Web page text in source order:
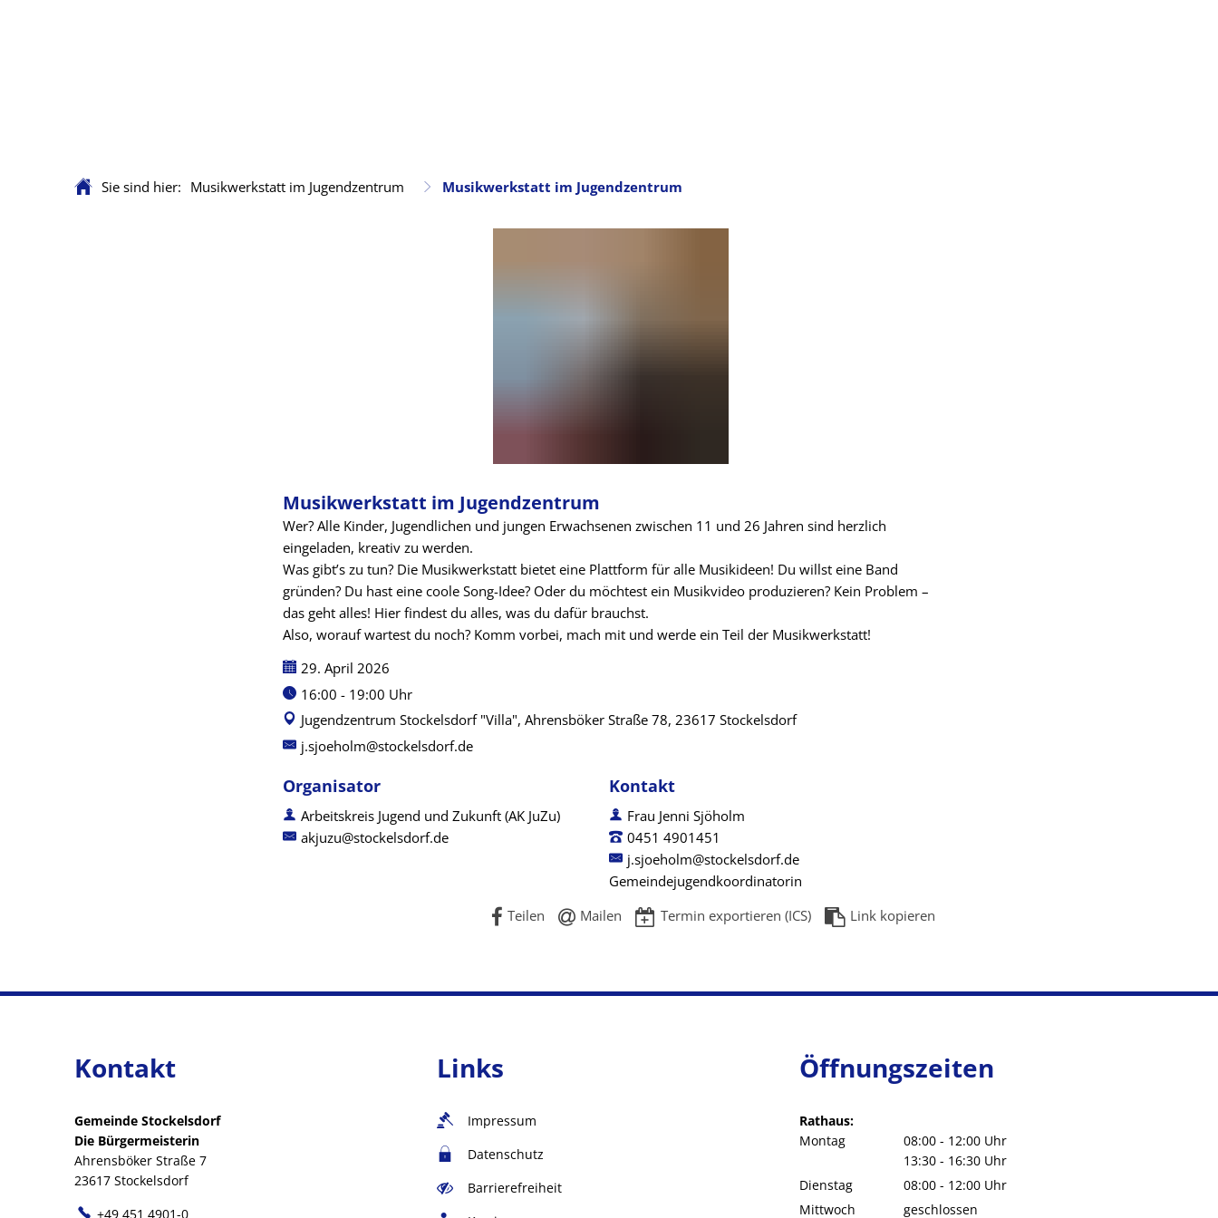
Sie sind hier: Musikwerkstatt im Jugendzentrum Musikwerkstatt im Jugendzentrum
Musikwerkstatt im Jugendzentrum
Wer? Alle Kinder, Jugendlichen und jungen Erwachsenen zwischen 11 und 26 Jahren sind herzlich
eingeladen, kreativ zu werden.
Was gibt’s zu tun? Die Musikwerkstatt bietet eine Plattform für alle Musikideen! Du willst eine Band
gründen? Du hast eine coole Song-Idee? Oder du möchtest ein Musikvideo produzieren? Kein Problem –
das geht alles! Hier findest du alles, was du dafür brauchst.
Also, worauf wartest du noch? Komm vorbei, mach mit und werde ein Teil der Musikwerkstatt!
Datum:
29. April 2026
Uhrzeit:
16:00 - 19:00 Uhr
Jugendzentrum Stockelsdorf "Villa", Ahrensböker Straße 78, 23617 Stockelsdorf
j.sjoeholm@stockelsdorf.de
Organisator
Arbeitskreis Jugend und Zukunft (AK JuZu)
akjuzu@stockelsdorf.de
Kontakt
Frau Jenni Sjöholm
0451 4901451
j.sjoeholm@stockelsdorf.de
Gemeindejugendkoordinatorin
Teilen
Mailen Termin exportieren (ICS) Link kopieren
Kontakt
Gemeinde Stockelsdorf
Die Bürgermeisterin
Ahrensböker Straße 7
23617 Stockelsdorf
+49 451 4901-0
Links
Impressum
Datenschutz
Barrierefreiheit
Öffnungszeiten
Rathaus:
Montag
08:00 - 12:00 Uhr
Von 08:00 bis 12:00 Uhr
13:30 - 16:30 Uhr
Von 13:30 bis 16:30 Uhr
Dienstag 08:00 - 12:00 Uhr
Von 08:00 bis 12:00 Uhr
Mittwoch geschlossen